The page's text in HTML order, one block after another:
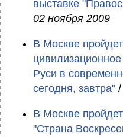
выставке
02 ноября 2009
В Москве
Руси в
сегодня, завтра" /
В Москве
"Страна